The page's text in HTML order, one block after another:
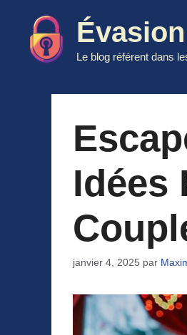
contenu
Le blog référent dans
Idées
janvier 4, 2025 par